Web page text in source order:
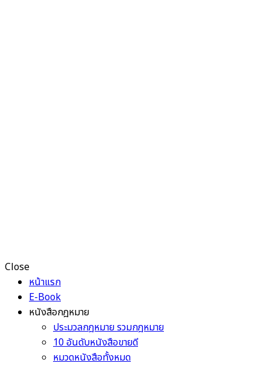
Close
หน้าแรก
E-Book
หนังสือกฎหมาย
ประมวลกฎหมาย รวมกฎหมาย
10 อันดับหนังสือขายดี
หมวดหนังสือทั้งหมด